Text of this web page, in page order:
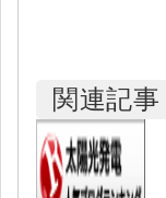
関連記事